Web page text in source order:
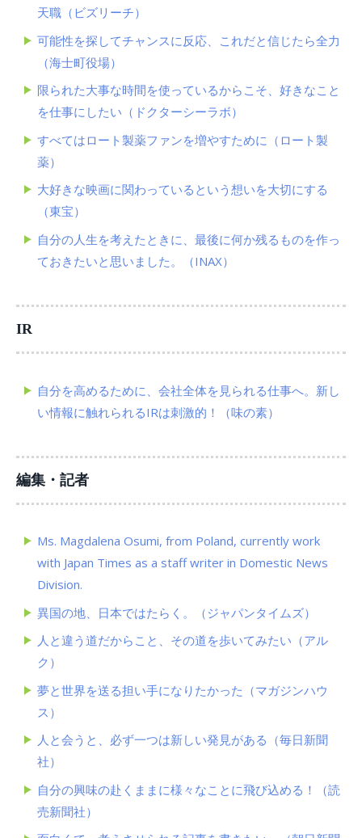
天職（ビズリーチ）
可能性を探してチャンスに反応、これだと信じたら全力
（海士町役場）
限られた大事な時間を使っているからこそ、好きなこと
を仕事にしたい（ドクターシーラボ）
すべてはロート製薬ファンを増やすために（ロート製
薬）
大好きな映画に関わっているという想いを大切にする
（東宝）
自分の人生を考えたときに、最後に何か残るものを作っ
ておきたいと思いました。（INAX）
IR
自分を高めるために、会社全体を見られる仕事へ。新し
い情報に触れられるIRは刺激的！（味の素）
編集・記者
Ms. Magdalena Osumi, from Poland, currently work
with Japan Times as a staff writer in Domestic News
Division.
異国の地、日本ではたらく。（ジャパンタイムズ）
人と違う道だからこと、その道を歩いてみたい（アル
ク）
夢と世界を送る担い手になりたかった（マガジンハウ
ス）
人と会うと、必ず一つは新しい発見がある（毎日新聞
社）
自分の興味の赴くままに様々なことに飛び込める！（読
売新聞社）